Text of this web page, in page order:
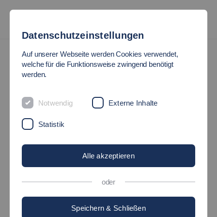
BERUFSORIENTIERUNG
Ziele und Ihr persönliches Profil
Arbeitsbereich und Berufsfeld
Datenschutzeinstellungen
Auf unserer Webseite werden Cookies verwendet,
welche für die Funktionsweise zwingend benötigt
werden.
Notwendig Externe Inhalte
Statistik
Alle akzeptieren
oder
Speichern & Schließen